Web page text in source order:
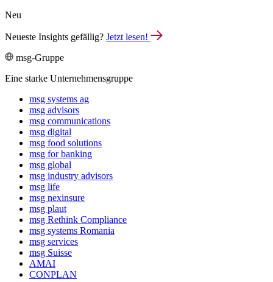
Neu
Neueste Insights gefällig? Jetzt lesen!
msg-Gruppe
Eine starke Unternehmensgruppe
msg systems ag
msg advisors
msg commu­ni­ca­tions
msg digital
msg food solutions
msg for banking
msg global
msg industry advisors
msg life
msg nexinsure
msg plaut
msg Rethink Compli­ance
msg systems Romania
msg services
msg Suisse
AMAI
CONPLAN